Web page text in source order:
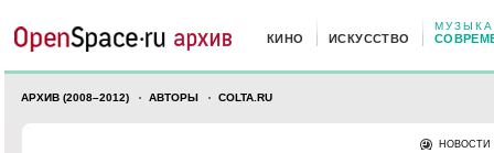
КИНО ИСКУССТВО
МУЗЫКА
АРХИВ (2008–2012) АВТОРЫ COLTA.RU
НОВОСТИ